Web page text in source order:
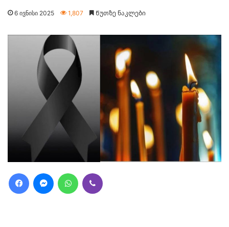
6 ივნისი 2025 1,807 Წუთზე ნაკლები
FacebookMessengerWhatsApp